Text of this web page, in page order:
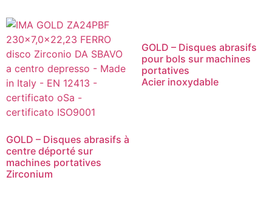
GOLD – Disques abrasifs à
centre déporté sur
machines portatives
Zirconium
GOLD – Disques abrasifs
pour bols sur machines
portatives
Acier inoxydable